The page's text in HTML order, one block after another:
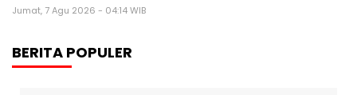
Jumat, 7 Agu 2026 - 04:14 WIB
BERITA POPULER